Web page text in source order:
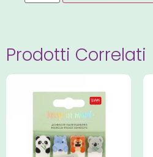
Prodotti Correlati